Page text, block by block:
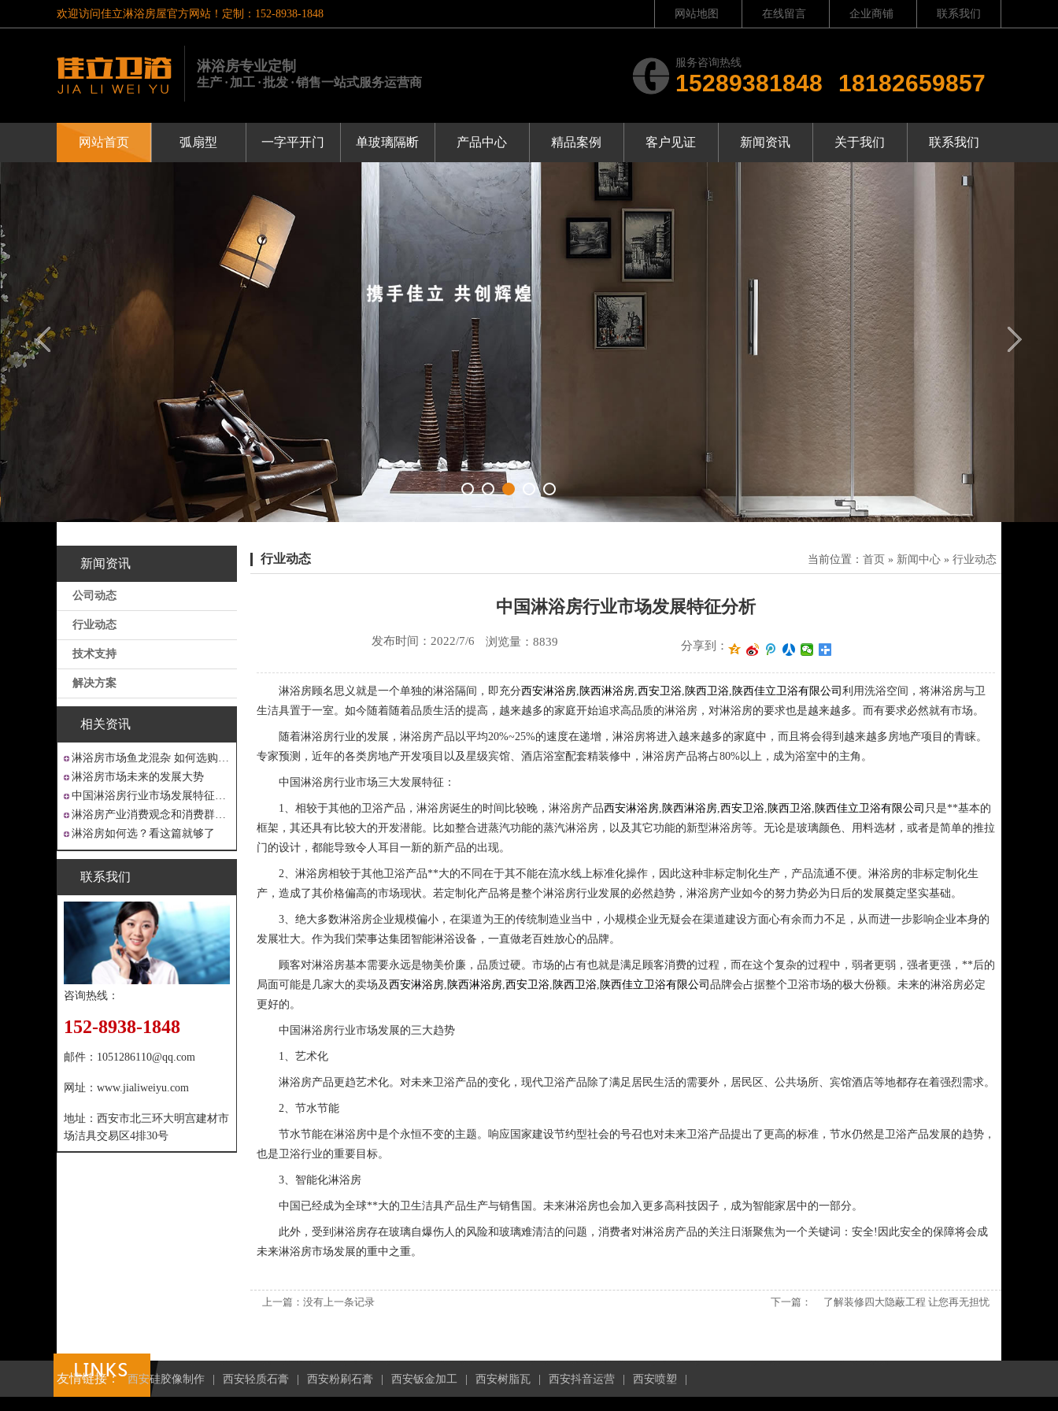
欢迎访问佳立淋浴房屋官方网站！定制：152-8938-1848 网站地图 在线留言 企业商铺 联系我们
淋浴房专业定制
生产 · 加工 · 批发 · 销售一站式服务运营商
服务咨询热线
15289381848 18182659857
网站首页 弧扇型 一字平开门 单玻璃隔断 产品中心 精品案例 客户见证 新闻资讯 关于我们 联系我们
新闻资讯
公司动态
行业动态
技术支持
解决方案
相关资讯
淋浴房市场鱼龙混杂 如何选购才不吃亏
淋浴房市场未来的发展大势
中国淋浴房行业市场发展特征分析
淋浴房产业消费观念和消费群体“悄然生
淋浴房如何选？看这篇就够了
联系我们
咨询热线：
152-8938-1848
邮件： 1051286110@qq.com
网址： www.jialiweiyu.com
地址： 西安市北三环大明宫建材市
场洁具交易区4排30号
行业动态 当前位置： 首页 » 新闻中心 » 行业动态
中国淋浴房行业市场发展特征分析
发布时间：2022/7/6 浏览量：8839 分享到：
淋浴房顾名思义就是一个单独的淋浴隔间，即充分西安淋浴房, 陕西淋浴房,西安卫浴, 陕西卫浴, 陕西佳立卫浴有限公司 利用洗浴空间，将淋浴房与卫
生洁具置于一室。如今随着随着品质生活的提高，越来越多的家庭开始追求高品质的淋浴房，对淋浴房的要求也是越来越多。而有要求必然就有市场。
随着淋浴房行业的发展，淋浴房产品以平均20%~25%的速度在递增，淋浴房将进入越来越多的家庭中，而且将会得到越来越多房地产项目的青睐。
专家预测，近年的各类房地产开发项目以及星级宾馆、酒店浴室配套精装修中，淋浴房产品将占80%以上，成为浴室中的主角。
中国淋浴房行业市场三大发展特征：
1、相较于其他的卫浴产品，淋浴房诞生的时间比较晚，淋浴房产品西安淋浴房, 陕西淋浴房,西安卫浴, 陕西卫浴, 陕西佳立卫浴有限公司 只是**基本的
框架，其还具有比较大的开发潜能。比如整合进蒸汽功能的蒸汽淋浴房，以及其它功能的新型淋浴房等。无论是玻璃颜色、用料选材，或者是简单的推拉
门的设计，都能导致令人耳目一新的新产品的出现。
2、淋浴房相较于其他卫浴产品**大的不同在于其不能在流水线上标准化操作，因此这种非标定制化生产，产品流通不便。淋浴房的非标定制化生
产，造成了其价格偏高的市场现状。若定制化产品将是整个淋浴房行业发展的必然趋势，淋浴房产业如今的努力势必为日后的发展奠定坚实基础。
3、绝大多数淋浴房企业规模偏小，在渠道为王的传统制造业当中，小规模企业无疑会在渠道建设方面心有余而力不足，从而进一步影响企业本身的
发展壮大。作为我们荣事达集团智能淋浴设备，一直做老百姓放心的品牌。
顾客对淋浴房基本需要永远是物美价廉，品质过硬。市场的占有也就是满足顾客消费的过程，而在这个复杂的过程中，弱者更弱，强者更强，**后的
局面可能是几家大的卖场及西安淋浴房, 陕西淋浴房,西安卫浴, 陕西卫浴, 陕西佳立卫浴有限公司 品牌会占据整个卫浴市场的极大份额。未来的淋浴房必定
更好的。
中国淋浴房行业市场发展的三大趋势
1、艺术化
淋浴房产品更趋艺术化。对未来卫浴产品的变化，现代卫浴产品除了满足居民生活的需要外，居民区、公共场所、宾馆酒店等地都存在着强烈需求。
2、节水节能
节水节能在淋浴房中是个永恒不变的主题。响应国家建设节约型社会的号召也对未来卫浴产品提出了更高的标准，节水仍然是卫浴产品发展的趋势，
也是卫浴行业的重要目标。
3、智能化淋浴房
中国已经成为全球**大的卫生洁具产品生产与销售国。未来淋浴房也会加入更多高科技因子，成为智能家居中的一部分。
此外，受到淋浴房存在玻璃自爆伤人的风险和玻璃难清洁的问题，消费者对淋浴房产品的关注日渐聚焦为一个关键词：安全!因此安全的保障将会成
未来淋浴房市场发展的重中之重。
上一篇：没有上一条记录 下一篇： 了解装修四大隐蔽工程 让您再无担忧
友情链接： 西安硅胶像制作 西安轻质石膏 西安粉刷石膏 西安钣金加工 西安树脂瓦 西安抖音运营 西安喷塑